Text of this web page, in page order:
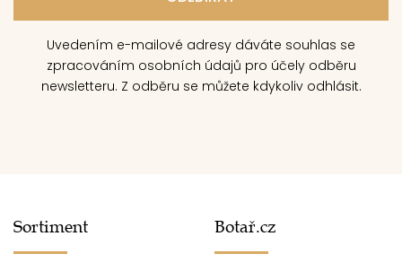
Uvedením e-mailové adresy dáváte souhlas se
zpracováním osobních údajů pro účely odběru
newsletteru. Z odběru se můžete kdykoliv odhlásit.
Sortiment Botař.cz